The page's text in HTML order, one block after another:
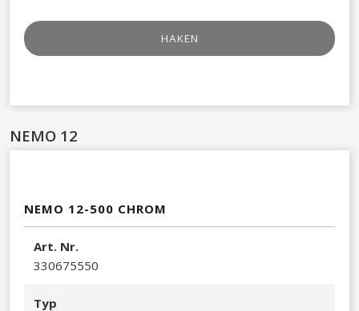
HAKEN​
NEMO 12
NEMO 12-500 CHROM
Art. Nr.
330675550​
Typ